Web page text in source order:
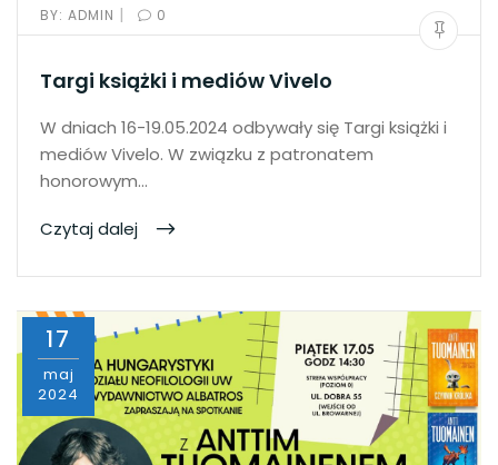
BY: ADMIN | 0
Targi książki i mediów Vivelo
W dniach 16-19.05.2024 odbywały się Targi książki i
mediów Vivelo. W związku z patronatem
honorowym…
Czytaj dalej
17
maj
2024